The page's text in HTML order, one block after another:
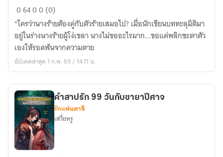
นาง
ร้าย
พลิก
ชะตา
ขอ
บัญชา
06400 (0)
"ใครว่านางร้ายต้องคู่กับตัวร้ายเสมอไป? เมื่อนักเขียนบททะลุมิติมา
อยู่ในร่างนางร้ายผู้โง่เขลา นางไม่ขออะไรมาก...ขอแค่พลิกชะตาตัว
เองให้รอดพ้นจากความตาย
อัปเดตล่าสุด 1 ก.พ. 69 / 14:11 น.
คำสาปรัก 99 วันกับชายาปีศาจ
รักแฟนตาซี
เสวี่ยหรู